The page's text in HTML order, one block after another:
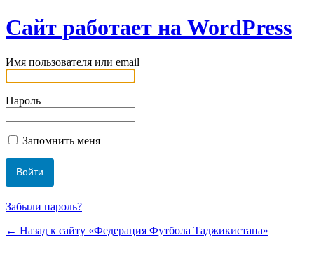
Сайт работает на WordPress
Имя пользователя или email
Пароль
Запомнить меня
Забыли пароль?
← Назад к сайту «Федерация Футбола Таджикистана»